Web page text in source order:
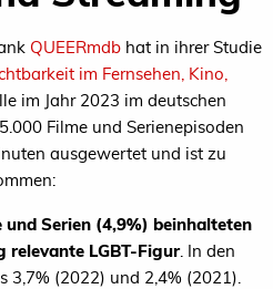
QUEERmdb hat in ihrer Studie
im Fernsehen, Kino,
im Jahr 2023 im deutschen
Filme und Serienepisoden
ausgewertet und ist zu
und Serien (4,9%) beinhalteten
relevante LGBT-Figur. In den
3,7% (2022) und 2,4% (2021).